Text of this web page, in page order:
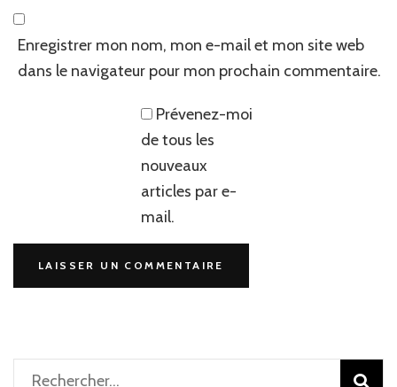
Enregistrer mon nom, mon e-mail et mon site web
dans le navigateur pour mon prochain commentaire.
Prévenez-moi
de tous les
nouveaux
articles par e-
mail.
Rechercher :